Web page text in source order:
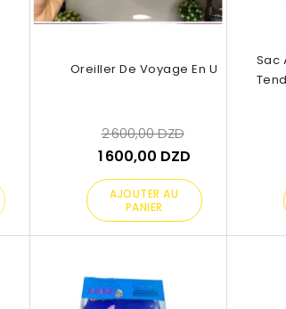
Oreiller De Voyage En U
2 600,00 DZD
1 600,00 DZD
AJOUTER AU
PANIER
Sac